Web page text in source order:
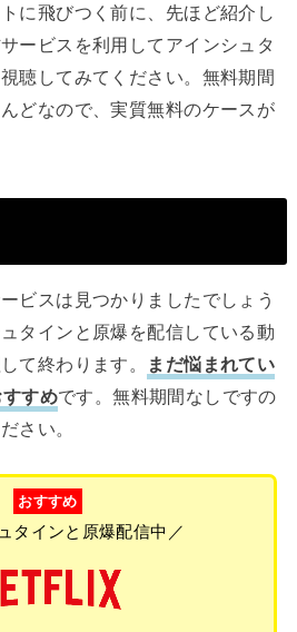
に飛びつく前に、先ほど紹介し
ービスを利用してアインシュタ
聴してみてください。無料期間
どなので、実質無料のケースが
ビスは見つかりましたでしょう
タインと原爆を配信している動
て終わります。
まだ悩まれてい
すめです。無料期間なしですの
さい。
おすすめ
タインと原爆配信中／